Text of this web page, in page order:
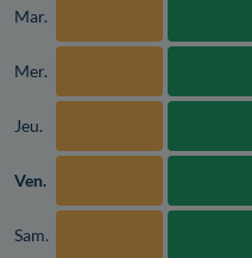
Mar.
Mer.
Jeu.
Ven.
Sam.